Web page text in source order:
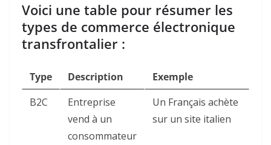
Voici une table pour résumer les
types de commerce électronique
transfrontalier :
Type Description
Exemple
B2C
Entreprise
vend à un
consommateur
Un Français achète
sur un site italien